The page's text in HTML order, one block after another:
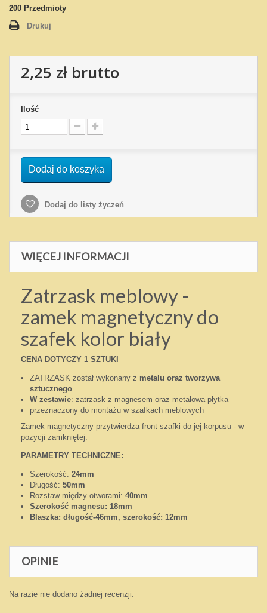
200 Przedmioty
Drukuj
2,25 złbrutto
Ilość
Dodaj do koszyka
Dodaj do listy życzeń
WIĘCEJ INFORMACJI
Zatrzask meblowy -
zamek magnetyczny do
szafek kolor biały
CENA DOTYCZY 1 SZTUKI
ZATRZASK został wykonany z metalu oraz tworzywa
sztucznego
W zestawie: zatrzask z magnesem oraz metalowa płytka
przeznaczony do montażu w szafkach meblowych
Zamek magnetyczny przytwierdza front szafki do jej korpusu - w
pozycji zamkniętej.
PARAMETRY TECHNICZNE:
Szerokość: 24mm
Długość: 50mm
Rozstaw między otworami: 40mm
Szerokość magnesu: 18mm
Blaszka: długość-46mm, szerokość: 12mm
OPINIE
Na razie nie dodano żadnej recenzji.